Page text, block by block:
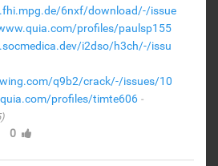
6nxf/download/-/issue
profiles/paulsp155
i2dso/h3ch/-/issu
q9b2/crack/-/issues/10
profiles/timte606
0